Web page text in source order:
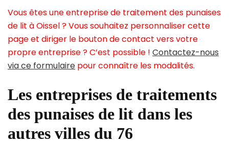
Vous êtes une entreprise de traitement des punaises
de lit à Oissel ? Vous souhaitez personnaliser cette
page et diriger le bouton de contact vers votre
propre entreprise ? C’est possible ! Contactez-nous
via ce formulaire pour connaître les modalités.
Les entreprises de traitements
des punaises de lit dans les
autres villes du 76